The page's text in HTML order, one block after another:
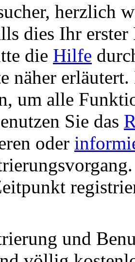
herzlich
dies Ihr erster
die Hilfe
näher
um alle
Sie das
oder
und